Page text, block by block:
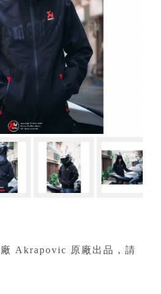
Akrapovic 原廠出品，請